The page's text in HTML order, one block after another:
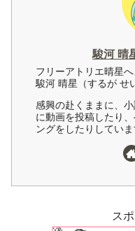
駿河 晴
フリーアトリエ晴星へ
駿河 晴星（するが せ
感興の赴くままに、
に動画を投稿したり
ングをしたりしていま
ス